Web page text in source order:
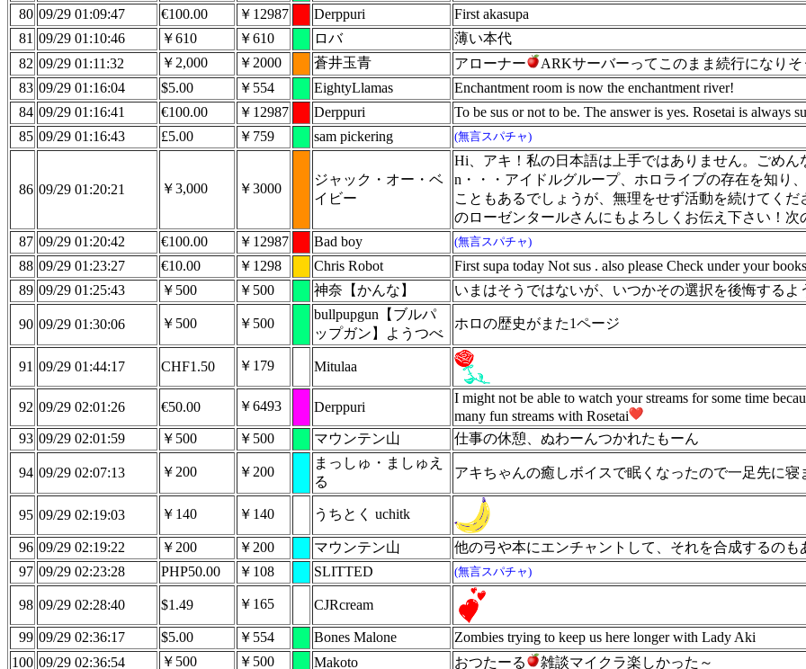
80 09/29 01:09:47 €100.00 ￥12987 Derppuri
First akasupa
81 09/29 01:10:46 ￥610 ￥610 ロバ
薄い本代
82 09/29 01:11:32 ￥2,000 ￥2000 蒼井玉青 アローナー
ARKサーバーってこのまま続行になりそ
83 09/29 01:16:04 $5.00 ￥554 EightyLlamas
Enchantment room is now the enchantment river!
84 09/29 01:16:41 €100.00 ￥12987 Derppuri
To be sus or not to be. The answer is yes. Rosetai is always
85 09/29 01:16:43 £5.00 ￥759 sam pickering (無言スパチャ)
86 09/29 01:20:21 ￥3,000 ￥3000
ジャック・オー・ベ
イビー
Hi、アキ！私の日本語は上手ではありません。ごめ
n・・・アイドルグループ、ホロライブの存在を知り
こともあるでしょうが、無理をせず活動を続けてく
のローゼンタールさんにもよろしくお伝え下さい！次
87 09/29 01:20:42 €100.00 ￥12987 Bad boy (無言スパチャ)
88 09/29 01:23:27 €10.00 ￥1298 Chris Robot
First supa today Not sus . also please Check under your
89 09/29 01:25:43 ￥500 ￥500 神奈【かんな】 いまはそうではないが、いつかその選択を後悔する
90 09/29 01:30:06 ￥500 ￥500
bullpupgun【ブルパ
ップガン】ようつべ
ホロの歴史がまた1ページ
91 09/29 01:44:17 CHF1.50 ￥179 Mitulaa
92 09/29 02:01:26 €50.00 ￥6493 Derppuri
I might not be able to watch your streams for some time
many fun streams with Rosetai
93 09/29 02:01:59 ￥500 ￥500 マウンテン山 仕事の休憩、ぬわーんつかれたもーん
94 09/29 02:07:13 ￥200 ￥200
まっしゅ・ましゅえ
る
アキちゃんの癒しボイスで眠くなったので一足先に寝
95 09/29 02:19:03 ￥140 ￥140 うちとく uchitk
96 09/29 02:19:22 ￥200 ￥200 マウンテン山
他の弓や本にエンチャントして、それを合成するのも
97 09/29 02:23:28 PHP50.00 ￥108 SLITTED (無言スパチャ)
98 09/29 02:28:40 $1.49 ￥165 CJRcream
99 09/29 02:36:17 $5.00 ￥554 Bones Malone
Zombies trying to keep us here longer with Lady Aki
100 09/29 02:36:54 ￥500 ￥500 Makoto おつたーる 雑談マイクラ楽しかった～